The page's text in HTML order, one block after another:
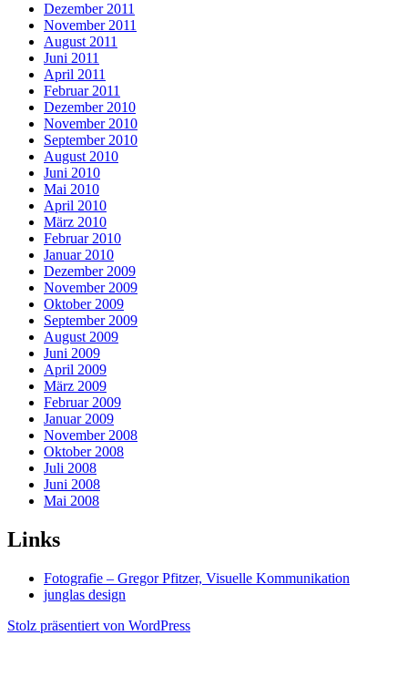
Dezember 2011
November 2011
August 2011
Juni 2011
April 2011
Februar 2011
Dezember 2010
November 2010
September 2010
August 2010
Juni 2010
Mai 2010
April 2010
März 2010
Februar 2010
Januar 2010
Dezember 2009
November 2009
Oktober 2009
September 2009
August 2009
Juni 2009
April 2009
März 2009
Februar 2009
Januar 2009
November 2008
Oktober 2008
Juli 2008
Juni 2008
Mai 2008
Links
Fotografie – Gregor Pfitzer, Visuelle Kommunikation
junglas design
Stolz präsentiert von WordPress